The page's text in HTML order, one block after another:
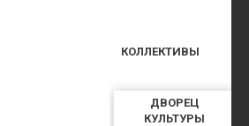
ДВОРЕЦ
КУЛЬТУРЫ
КОЛЛЕКТИВЫ